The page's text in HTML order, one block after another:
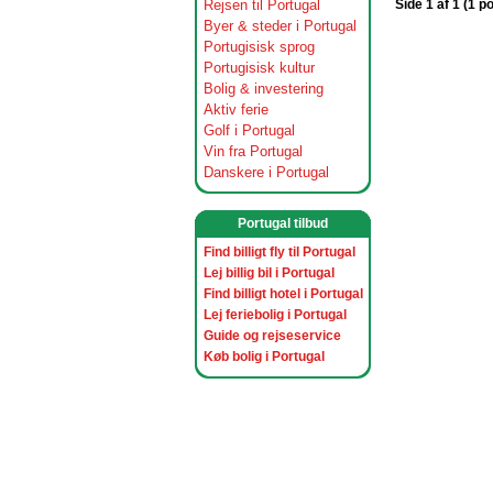
Rejsen til Portugal
Byer & steder i Portugal
Portugisisk sprog
Portugisisk kultur
Bolig & investering
Aktiv ferie
Golf i Portugal
Vin fra Portugal
Danskere i Portugal
Portugal tilbud
Find billigt fly til Portugal
Lej billig bil i Portugal
Find billigt hotel i Portugal
Lej feriebolig i Portugal
Guide og rejseservice
Køb bolig i Portugal
Side 1 af 1 (1